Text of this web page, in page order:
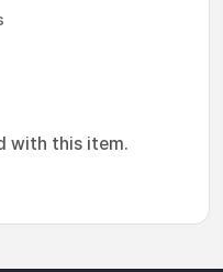
with this item.